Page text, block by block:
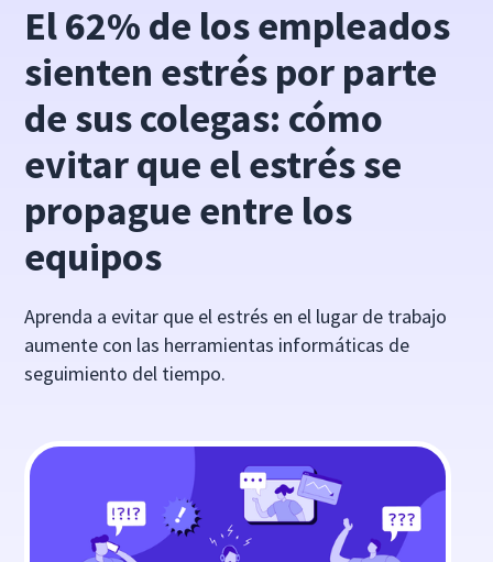
El 62% de los empleados
sienten estrés por parte
de sus colegas: cómo
evitar que el estrés se
propague entre los
equipos
Aprenda a evitar que el estrés en el lugar de trabajo
aumente con las herramientas informáticas de
seguimiento del tiempo.